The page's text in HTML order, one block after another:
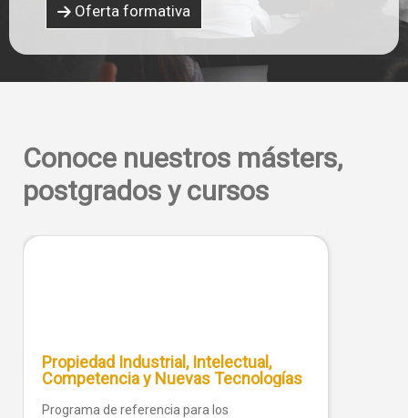
Oferta formativa
Conoce nuestros másters,
postgrados y cursos
Propiedad Industrial, Intelectual,
Competencia y Nuevas Tecnologías
Programa de referencia para los